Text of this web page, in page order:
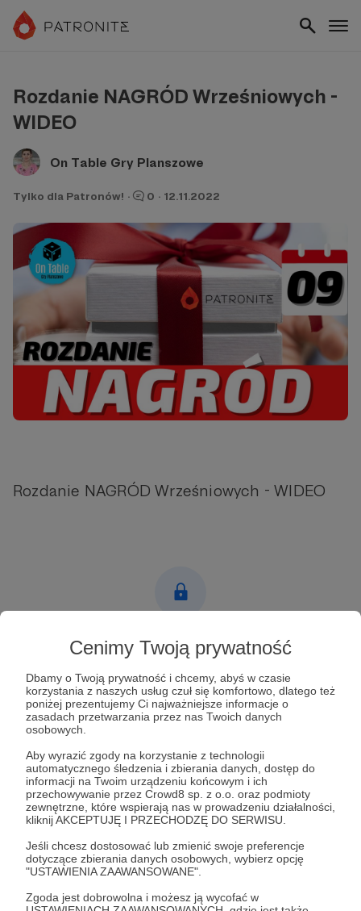
Cenimy Twoją prywatność
Dbamy o Twoją prywatność i chcemy, abyś w czasie
korzystania z naszych usług czuł się komfortowo, dlatego też
poniżej prezentujemy Ci najważniejsze informacje o
zasadach przetwarzania przez nas Twoich danych
osobowych.
Aby wyrazić zgody na korzystanie z technologii
automatycznego śledzenia i zbierania danych, dostęp do
informacji na Twoim urządzeniu końcowym i ich
przechowywanie przez Crowd8 sp. z o.o. oraz podmioty
zewnętrzne, które wspierają nas w prowadzeniu działalności,
kliknij AKCEPTUJĘ I PRZECHODZĘ DO SERWISU.
Jeśli chcesz dostosować lub zmienić swoje preferencje
dotyczące zbierania danych osobowych, wybierz opcję
"USTAWIENIA ZAAWANSOWANE".
Zgoda jest dobrowolna i możesz ją wycofać w
Rozdanie NAGRÓD Wrześniowych -
WIDEO
On Table Gry Planszowe
Tylko dla Patronów! · 0 · 12.11.2022
Rozdanie NAGRÓD Wrześniowych - WIDEO
Post dostępny tylko dla Patronów
Aby zobaczyć ten materiał musisz być zalogowany
Zostań Patronem
Zaloguj się
Udostępnij